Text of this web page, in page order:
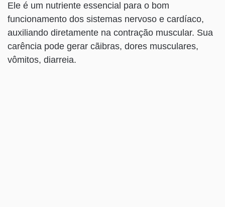
Ele é um nutriente essencial para o bom
funcionamento dos sistemas nervoso e cardíaco,
auxiliando diretamente na contração muscular. Sua
carência pode gerar cãibras, dores musculares,
vômitos, diarreia.